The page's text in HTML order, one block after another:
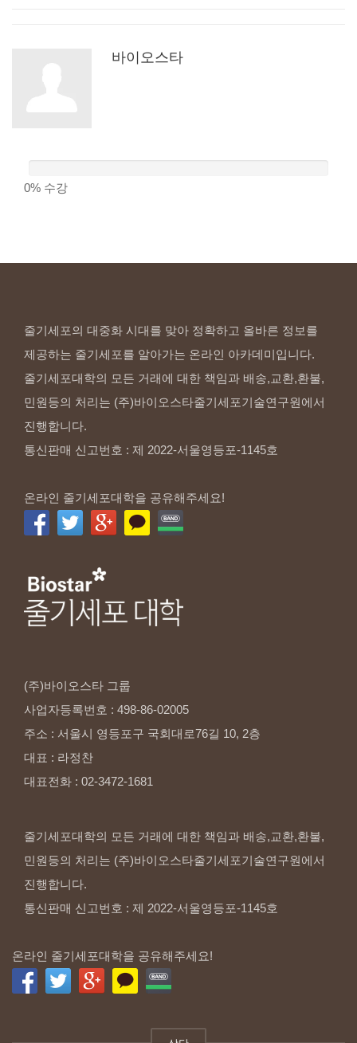
바이오스타
0% 수강
줄기세포의 대중화 시대를 맞아 정확하고 올바른 정보를
제공하는 줄기세포를 알아가는 온라인 아카데미입니다.
줄기세포대학의 모든 거래에 대한 책임과 배송,교환,환불,
민원등의 처리는 (주)바이오스타줄기세포기술연구원에서
진행합니다.
통신판매 신고번호 : 제 2022-서울영등포-1145호
온라인 줄기세포대학을 공유해주세요!
(주)바이오스타 그룹
사업자등록번호 : 498-86-02005
주소 : 서울시 영등포구 국회대로76길 10, 2층
대표 : 라정찬
대표전화 : 02-3472-1681
줄기세포대학의 모든 거래에 대한 책임과 배송,교환,환불,
민원등의 처리는 (주)바이오스타줄기세포기술연구원에서
진행합니다.
통신판매 신고번호 : 제 2022-서울영등포-1145호
온라인 줄기세포대학을 공유해주세요!